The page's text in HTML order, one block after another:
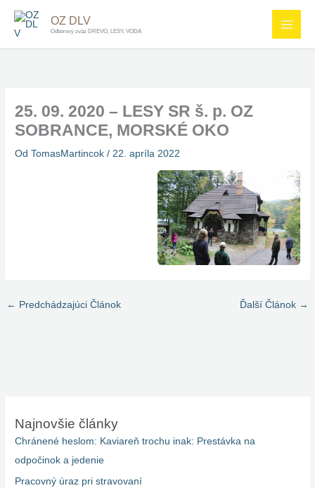
Preskočiť
OZ DLV
Odborový zväz DREVO, LESY, VODA
25. 09. 2020 – LESY SR š. p. OZ
SOBRANCE, MORSKÉ OKO
Od TomasMartincok/22. apríla 2022
← Predchádzajúci Článok Ďalší Článok →
Najnovšie články
Chránené heslom: Kaviareň trochu inak: Prestávka na
odpočinok a jedenie
Pracovný úraz pri stravovaní